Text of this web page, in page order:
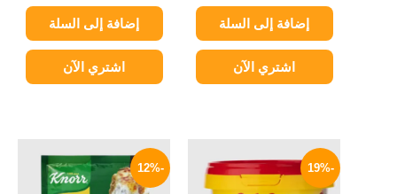
إضافة إلى السلة
اشتري الآن
إضافة إلى السلة
اشتري الآن
-19%
الأصلي
هو:
130 EGP.
الحالي
هو:
105 EGP.
-12%
الأصلي
هو:
17 EGP.
الحالي
هو:
15 EGP.